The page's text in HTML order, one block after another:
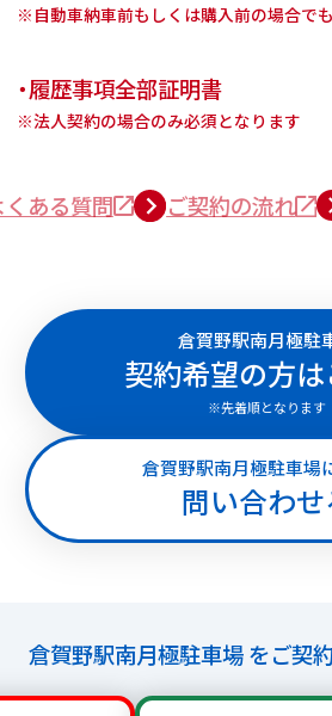
※自動車納車前もしくは購入前の場合で
・履歴事項全部証明書
※法人契約の場合のみ必須となります
くある質問 ご契約の流れ
倉賀野駅南月極駐
契約希望の方は
※先着順となります
倉賀野駅南月極駐車場
問い合わせ
倉賀野駅南月極駐車場 をご契